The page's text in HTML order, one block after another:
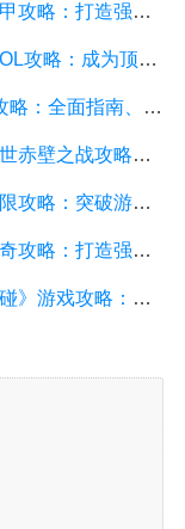
重装机甲攻略：打造强大机甲，征服战场的终极指南
新仙剑OL攻略：成为顶级仙侠大侠的秘诀与技巧
盗墓1攻略：全面指南、秘籍和技巧
三国乱世赤壁之战攻略：详细游戏攻略方面的描述
挑战极限攻略：突破游戏难关的终极指南
梁山传奇攻略：打造强大的英雄团队，征服江湖的必备指南
《对对碰》游戏攻略：成为高手的秘籍